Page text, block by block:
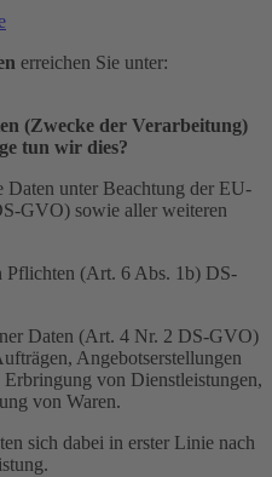
erreichen Sie unter:
(Zwecke der Verarbeitung)
tun wir dies?
Daten unter Beachtung der EU-
GVO) sowie aller weiteren
Pflichten (Art. 6 Abs. 1b) DS-
Daten (Art. 4 Nr. 2 DS-GVO)
Angebotserstellungen
von Dienstleistungen,
von Waren.
sich dabei in erster Linie nach